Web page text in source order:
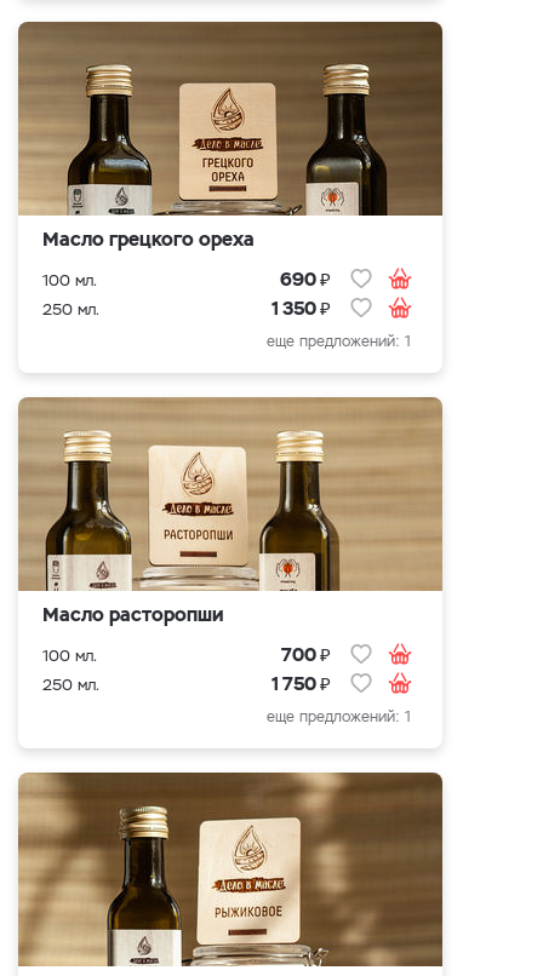
Масло грецкого ореха
100 мл. 690₽
250 мл. 1 350₽
еще предложений: 1
Масло расторопши
100 мл. 700₽
250 мл. 1 750₽
еще предложений: 1